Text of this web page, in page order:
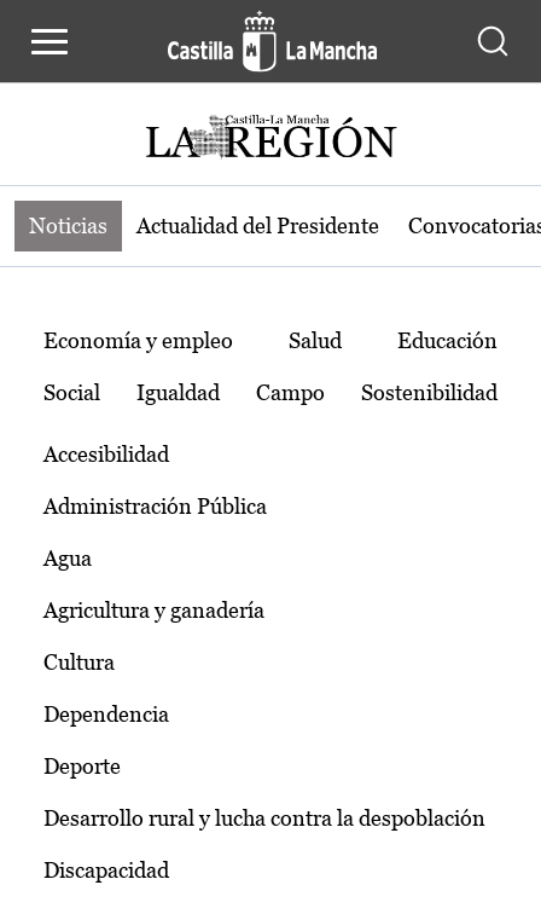
Noticias de la región de Castilla-La
Noticias Actualidad del Presidente
Temas
Economía y empleo Salud Educación
Social Igualdad Campo Sostenibilidad
Accesibilidad
Administración Pública
Agua
Agricultura y ganadería
Cultura
Dependencia
Deporte
Desarrollo rural y lucha contra la despoblación
Discapacidad